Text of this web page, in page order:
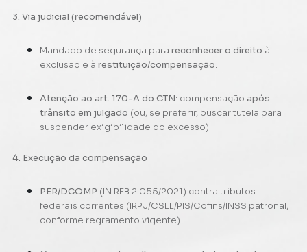
3. Via judicial (recomendável)
Mandado de segurança para reconhecer o direito à
exclusão e à restituição/compensação.
Atenção ao art. 170-A do CTN: compensação após
trânsito em julgado (ou, se preferir, buscar tutela para
suspender exigibilidade do excesso).
4. Execução da compensação
PER/DCOMP (IN RFB 2.055/2021) contra tributos
federais correntes (IRPJ/CSLL/PIS/Cofins/INSS patronal,
conforme regramento vigente).